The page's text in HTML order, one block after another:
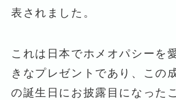
表されました。
これは日本でホメオパシーを
きなプレゼントであり、この
の誕生日にお披露目になった